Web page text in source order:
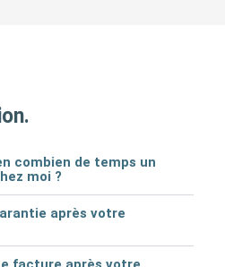
combien de temps un
moi ?
après votre